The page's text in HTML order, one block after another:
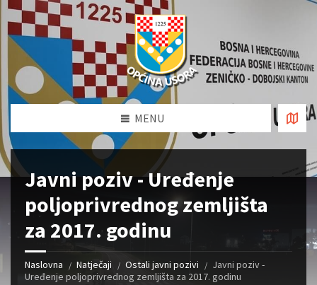
MENU
Javni poziv - Uređenje
poljoprivrednog zemljišta
za 2017. godinu
Naslovna Natječaji Ostali javni pozivi
Javni poziv -
Uređenje poljoprivrednog zemljišta za 2017. godinu